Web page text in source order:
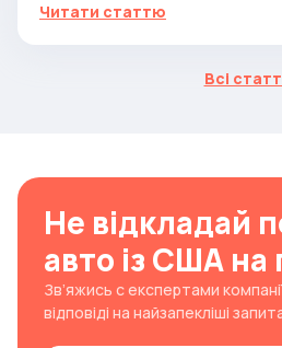
Читати статтю
Всі
Не відкладай
авто із США на
Зв’яжись с експертами
відповіді на найзапекліші